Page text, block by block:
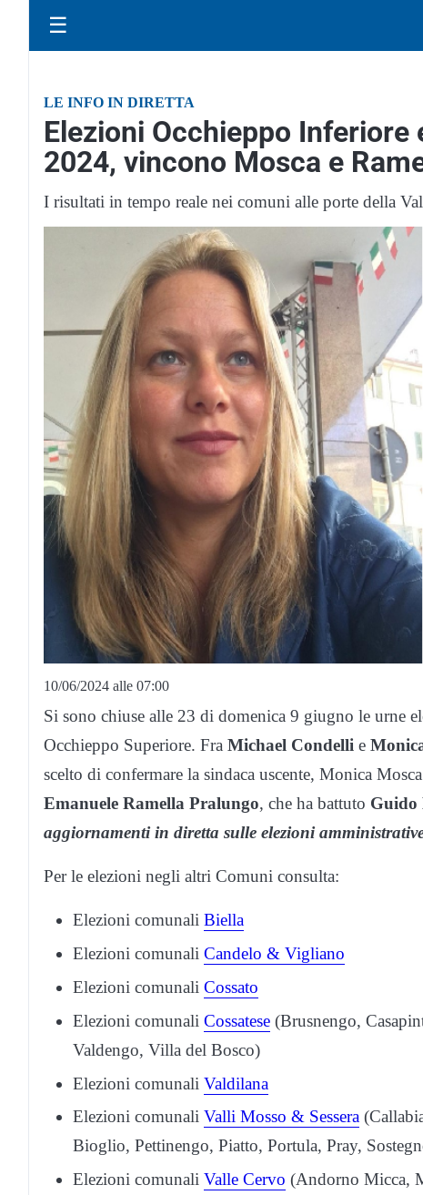
☰
LE INFO IN DIRETTA
Elezioni Occhieppo Inferiore
2024, vincono Mosca e
I risultati in tempo reale nei comuni alle porte della
10/06/2024 alle 07:00
Si sono chiuse alle 23 di domenica 9 giugno le urne
Occhieppo Superiore. Fra Michael Condelli e
scelto di confermare la sindaca uscente, Monica
Emanuele Ramella Pralungo, che ha battuto Guido
aggiornamenti in diretta sulle elezioni
Per le elezioni negli altri Comuni consulta:
Elezioni comunali Biella
Elezioni comunali Candelo & Vigliano
Elezioni comunali Cossato
Elezioni comunali Cossatese (Brusnengo,
Valdengo, Villa del Bosco)
Elezioni comunali Valdilana
Elezioni comunali Valli Mosso & Sessera
Bioglio, Pettinengo, Piatto, Portula, Pray,
Elezioni comunali Valle Cervo (Andorno Micca,